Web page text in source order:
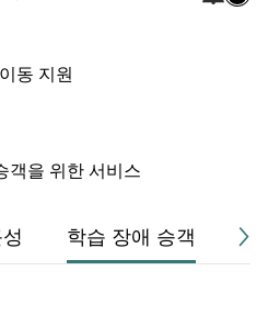
동 지원
객을 위한 서비스
학습 장애 승객 안